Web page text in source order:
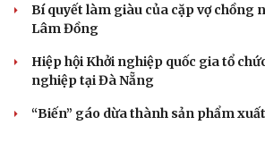
Bí quyết làm giàu của cặp vợ chồng
Lâm Đồng
Hiệp hội Khởi nghiệp quốc gia tổ
nghiệp tại Đà Nẵng
“Biến” gáo dừa thành sản phẩm